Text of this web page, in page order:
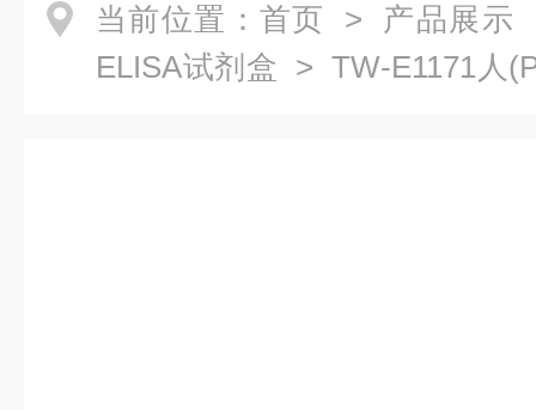
当前位置： 首页 > 产品展示
ELISA试剂盒 > TW-E1171人